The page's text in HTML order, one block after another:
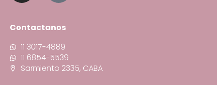
Contactanos
11 3017-4889
11 6854-5539
Sarmiento 2335, CABA